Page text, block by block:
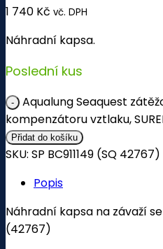
1 740 Kč vč. DPH
Náhradní kapsa.
Poslední kus
Aqualung Seaquest
kompenzátoru vztlaku,
Přidat do košíku
SKU: SP BC911149 (SQ 42767)
Popis
Náhradní kapsa na závaží se
(42767)